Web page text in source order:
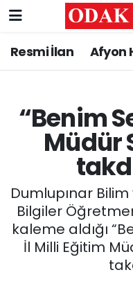
Resmi İlan Afyon
“Benim
Müdür
Dumlupınar
Bilgiler
kaleme aldığı
İl Milli Eğitim
ASAYİŞ
GÜNCEL
SİYASET
EĞİTİM
Nöbetçi
Trafik Durumu
Süper Lig
Tüm Manşetler
Son Dakika
Haber Arşivi